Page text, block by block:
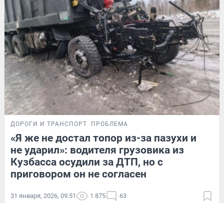
ДОРОГИ И ТРАНСПОРТ ПРОБЛЕМА
«Я же не достал топор из-за пазухи и
не ударил»: водителя грузовика из
Кузбасса осудили за ДТП, но с
приговором он не согласен
31 января, 2026, 09:51 1 875 63